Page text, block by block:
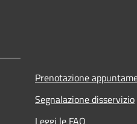
Prenotazione
Segnalazione disservizio
Leggi le FAQ